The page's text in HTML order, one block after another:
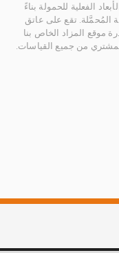
الفعلية للحمولة بناءً
المُحمَّلة. تقع على عاتق
موقع المزاد الخاص بنا
من جميع القياسات.